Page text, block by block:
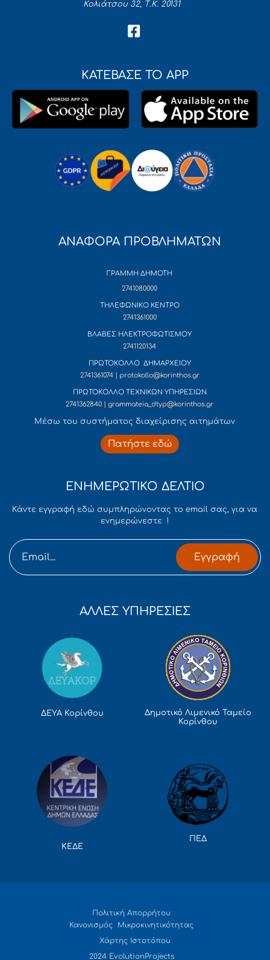
Κολιάτσου 32, Τ.Κ. 20131
ΚΑΤΕΒΑΣΕ ΤΟ APP
ΑΝΑΦΟΡΑ ΠΡΟΒΛΗΜΑΤΩΝ
ΓΡΑΜΜΗ ΔΗΜΟΤΗ
2741080000
ΤΗΛΕΦΩΝΙΚΟ ΚΕΝΤΡΟ
2741361000
ΒΛΑΒΕΣ ΗΛΕΚΤΡΟΦΩΤΙΣΜΟΥ
2741120134
ΠΡΩΤΟΚΟΛΛΟ ΔΗΜΑΡΧΕΙΟΥ
2741361074 | protokollo@korinthos.gr
ΠΡΩΤΟΚΟΛΛΟ ΤΕΧΝΙΚΩΝ ΥΠΗΡΕΣΙΩΝ
2741362840 | grammateia_dtyp@korinthos.gr
Mέσω του συστήματος διαχείρισης αιτημάτων
Πατήστε εδώ
ΕΝΗΜΕΡΩΤΙΚΟ ΔΕΛΤΙΟ
Κάντε εγγραφή εδώ συμπληρώνοντας το email σας, για να
ενημερώνεστε !
Εγγραφή
ΑΛΛΕΣ ΥΠΗΡΕΣΙΕΣ
ΔΕΥΑ Κορίνθου
Δημοτικό Λιμενικό Ταμείο
Κορίνθου
ΚΕΔΕ
ΠΕΔ
Πολιτική Απορρήτου
Κανονισμός Μικροκινητικότητας
Χάρτης Ιστοτόπου
2024 EvolutionProjects